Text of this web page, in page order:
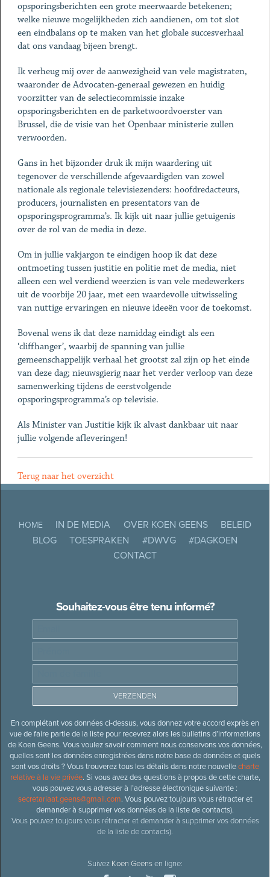
opsporingsberichten een grote meerwaarde betekenen;
welke nieuwe mogelijkheden zich aandienen, om tot slot
een eindbalans op te maken van het globale succesverhaal
dat ons vandaag bijeen brengt.
Ik verheug mij over de aanwezigheid van vele magistraten,
waaronder de Advocaten-generaal gewezen en huidig
voorzitter van de selectiecommissie inzake
opsporingsberichten en de parketwoordvoerster van
Brussel, die de visie van het Openbaar ministerie zullen
verwoorden.
Gans in het bijzonder druk ik mijn waardering uit
tegenover de verschillende afgevaardigden van zowel
nationale als regionale televisiezenders: hoofdredacteurs,
producers, journalisten en presentators van de
opsporingsprogramma’s. Ik kijk uit naar jullie getuigenis
over de rol van de media in deze.
Om in jullie vakjargon te eindigen hoop ik dat deze
ontmoeting tussen justitie en politie met de media, niet
alleen een wel verdiend weerzien is van vele medewerkers
uit de voorbije 20 jaar, met een waardevolle uitwisseling
van nuttige ervaringen en nieuwe ideeën voor de toekomst.
Bovenal wens ik dat deze namiddag eindigt als een
‘cliffhanger’, waarbij de spanning van jullie
gemeenschappelijk verhaal het grootst zal zijn op het einde
van deze dag; nieuwsgierig naar het verder verloop van deze
samenwerking tijdens de eerstvolgende
opsporingsprogramma’s op televisie.
Als Minister van Justitie kijk ik alvast dankbaar uit naar
jullie volgende afleveringen!
Terug naar het overzicht
HOME IN DE MEDIA OVER KOEN GEENS
BELEID
BLOG
TOESPRAKEN #DWVG
#DAGKOEN
CONTACT
Souhaitez-vous être tenu informé?
En complétant vos données ci-dessus, vous donnez votre accord exprès en
vue de faire partie de la liste pour recevrez alors les bulletins d’informations
de Koen Geens. Vous voulez savoir comment nous conservons vos données,
quelles sont les données enregistrées dans notre base de données et quels
sont vos droits ? Vous trouverez tous les détails dans notre nouvellecharte
relative à la vie privée. Si vous avez des questions à propos de cette charte,
vous pouvez vous adresser à l’adresse électronique suivante :
secretariaat.geens@gmail.com. Vous pouvez toujours vous rétracter et
demander à supprimer vos données de la liste de contacts).
Vous pouvez toujours vous rétracter et demander à supprimer vos données
de la liste de contacts).
Suivez Koen Geensen ligne: